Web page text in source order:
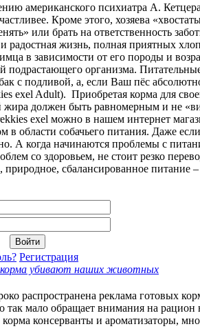
американского психиатра А.
Кроме этого, хозяева
или брать на ответственность
радостная жизнь, полная приятных
в зависимости от его породы и
подрастающего организма.
с подливой, а, если Ваш пёс
exel Adult). Приобретая корма для
должен быть равномерным и не
exel можно в нашем интернет
в области собачьего питания. Даже
А когда начинаются проблемы с
со здоровьем, не стоит резко
природное, сбалансированное питание
Регистрация
убивают наших животных
распространена реклама готовых
так мало обращает внимания на
консерванты и ароматизаторы,